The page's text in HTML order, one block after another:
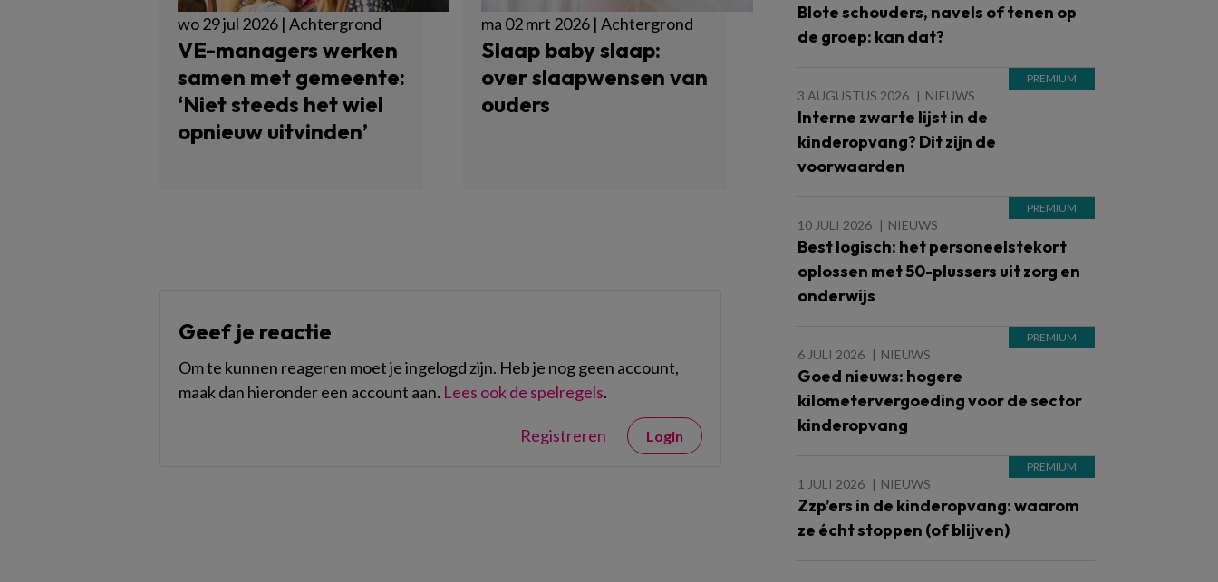
wo 29 jul 2026 | Achtergrond
VE-managers werken
samen met gemeente:
‘Niet steeds het wiel
opnieuw uitvinden’
ma 02 mrt 2026 | Achtergrond
Slaap baby slaap:
over slaapwensen van
ouders
Geef je reactie
Om te kunnen reageren moet je ingelogd zijn. Heb je nog geen account,
maak dan hieronder een account aan. Lees ook de spelregels.
Registreren Login
Blote schouders, navels of tenen op
de groep: kan dat?
3 AUGUSTUS 2026 NIEUWS
Interne zwarte lijst in de
kinderopvang? Dit zijn de
voorwaarden
10 JULI 2026 NIEUWS
Best logisch: het personeelstekort
oplossen met 50-plussers uit zorg en
onderwijs
6 JULI 2026 NIEUWS
Goed nieuws: hogere
kilometervergoeding voor de sector
kinderopvang
1 JULI 2026 NIEUWS
Zzp’ers in de kinderopvang: waarom
ze écht stoppen (of blijven)